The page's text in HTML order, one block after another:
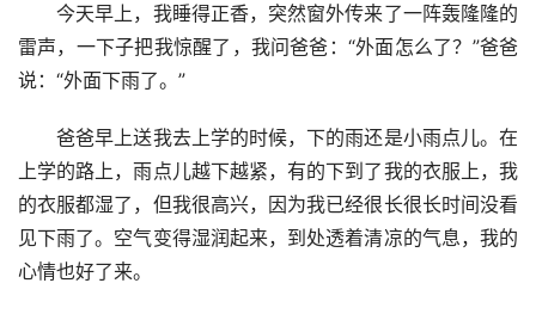
今天早上，我睡得正香，突然窗外传来了一阵轰隆隆的
雷声，一下子把我惊醒了，我问爸爸：“外面怎么了？”爸爸
说：“外面下雨了。”
爸爸早上送我去上学的时候，下的雨还是小雨点儿。在
上学的路上，雨点儿越下越紧，有的下到了我的衣服上，我
的衣服都湿了，但我很高兴，因为我已经很长很长时间没看
见下雨了。空气变得湿润起来，到处透着清凉的气息，我的
心情也好了来。